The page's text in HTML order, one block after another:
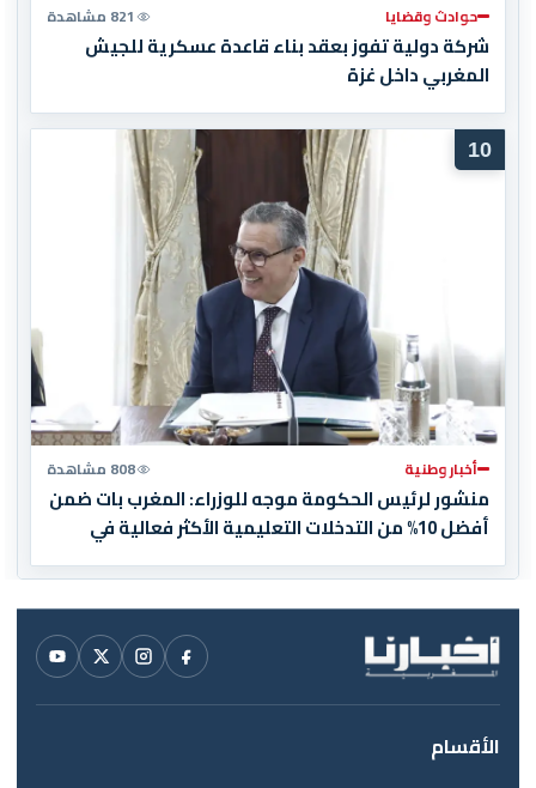
حوادث وقضايا 821 مشاهدة
شركة دولية تفوز بعقد بناء قاعدة عسكرية للجيش
المغربي داخل غزة
10
أخبار وطنية 808 مشاهدة
منشور لرئيس الحكومة موجه للوزراء: المغرب بات ضمن
أفضل 10% من التدخلات التعليمية الأكثر فعالية في
الأقسام